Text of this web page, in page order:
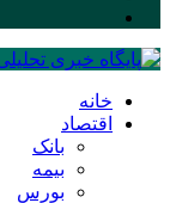
خانه
اقتصاد
بانک
بیمه
بورس